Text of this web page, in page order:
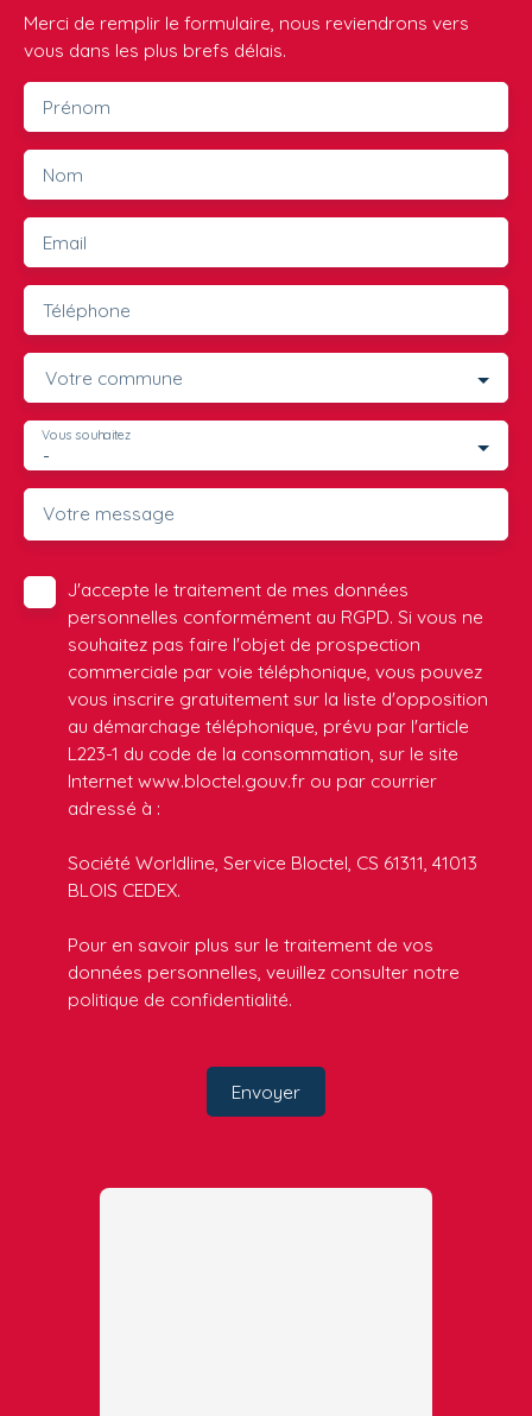
Merci de remplir le formulaire, nous reviendrons vers
vous dans les plus brefs délais.
Prénom
Nom
Email
Téléphone
Votre commune
-
Vous souhaitez
Votre message
J'accepte le traitement de mes données
personnelles conformément au RGPD. Si vous ne
souhaitez pas faire l'objet de prospection
commerciale par voie téléphonique, vous pouvez
vous inscrire gratuitement sur la liste d'opposition
au démarchage téléphonique, prévu par l'article
L223-1 du code de la consommation, sur le site
Internet www.bloctel.gouv.fr ou par courrier
adressé à :
Société Worldline, Service Bloctel, CS 61311, 41013
BLOIS CEDEX.
Pour en savoir plus sur le traitement de vos
données personnelles, veuillez consulter notre
politique de confidentialité.
Envoyer